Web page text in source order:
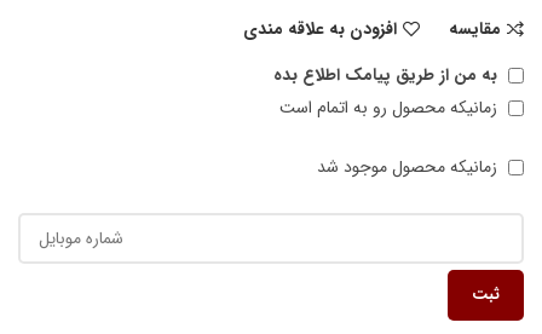
مقایسه
افزودن به علاقه مندی
به من از طریق پیامک اطلاع بده
زمانیکه محصول رو به اتمام است
زمانیکه محصول موجود شد
ثبت